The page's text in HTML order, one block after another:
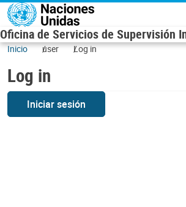
Skip to main content
Oficina de Servicios de Supervisión
Inicio user Log in
Log in
Iniciar sesión